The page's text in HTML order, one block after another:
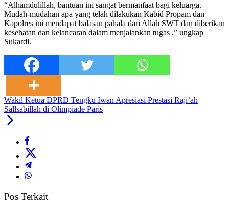
“Alhamdulillah, bantuan ini sangat bermanfaat bagi keluarga.
Mudah-mudahan apa yang telah dilakukan Kabid Propam dan
Kapolres ini mendapat balasan pahala dari Allah SWT dan diberikan
kesehatan dan kelancaran dalam menjalankan tugas ,” ungkap
Sukardi.
Wakil Ketua DPRD Tengku Iwan Apresiasi Prestasi Raji’ah
Sallsabillah di Olimpiade Paris
Pos Terkait